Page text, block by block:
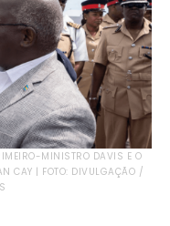
MINISTRO DAVIS E O
CAY | FOTO: DIVULGAÇÃO /